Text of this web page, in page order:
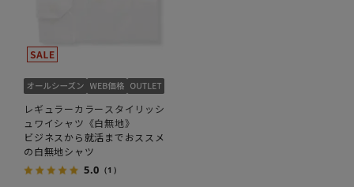
レギュラーカラースタイリッシ
ュワイシャツ《白無地》
ビジネスから就活までおススメ
の白無地シャツ
5.0 （1）